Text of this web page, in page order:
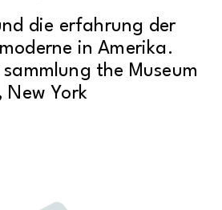
die erfahrung der
in Amerika.
the Museum
New York